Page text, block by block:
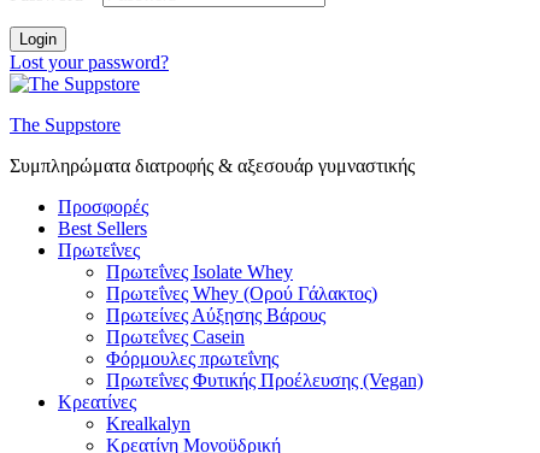
Login
Lost your password?
The Suppstore
Συμπληρώματα διατροφής & αξεσουάρ γυμναστικής
Προσφορές
Best Sellers
Πρωτεΐνες
Πρωτεΐνες Isolate Whey
Πρωτεΐνες Whey (Ορού Γάλακτος)
Πρωτείνες Αύξησης Βάρους
Πρωτεΐνες Casein
Φόρμουλες πρωτεΐνης
Πρωτεΐνες Φυτικής Προέλευσης (Vegan)
Κρεατίνες
Krealkalyn
Κρεατίνη Μονοϋδρική